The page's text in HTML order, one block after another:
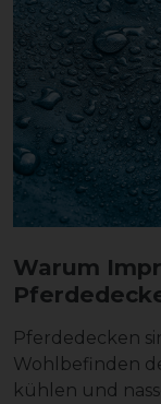
Warum
Pferdedecken
Wohlbefinden
kühlen und